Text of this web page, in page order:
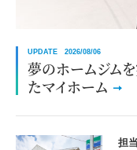
UPDATE 2026/08/06
夢のホームジム
たマイホーム
担